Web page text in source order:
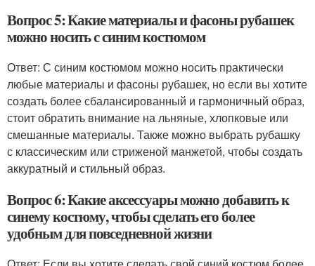
Вопрос 5: Какие материалы и фасоны рубашек
можно носить с синим костюмом
Ответ: С синим костюмом можно носить практически
любые материалы и фасоны рубашек, но если вы хотите
создать более сбалансированный и гармоничный образ,
стоит обратить внимание на льняные, хлопковые или
смешанные материалы. Также можно выбрать рубашку
с классическим или стриженой манжетой, чтобы создать
аккуратный и стильный образ.
Вопрос 6: Какие аксессуары можно добавить к
синему костюму, чтобы сделать его более
удобным для повседневной жизни